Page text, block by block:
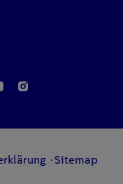
Sitemap